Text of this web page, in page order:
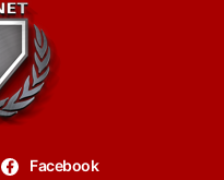
Facebook